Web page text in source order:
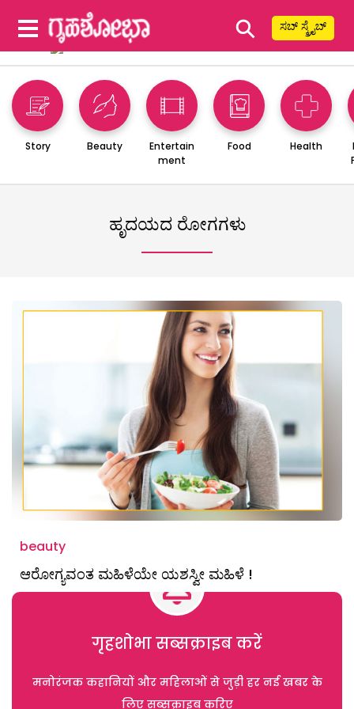
⚲ ಸಬ್ ಸ್ಕ್ರೈಬ್
Story Beauty
Entertain
ment
Food Health
ಹೃದಯದ ರೋಗಗಳು
beauty
ಆರೋಗ್ಯವಂತ ಮಹಿಳೆಯೇ ಯಶಸ್ವೀ ಮಹಿಳೆ !
गृहशोभा सब्सक्राइब करें
मनोरंजक कहानियों और महिलाओं से जुड़ी हर नई खबर के
लिए सब्सक्राइब करिए